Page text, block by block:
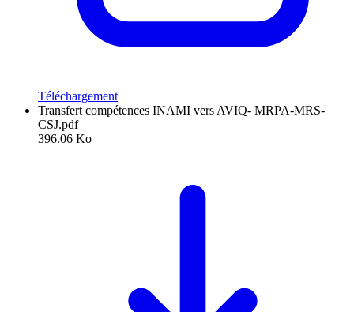
Téléchargement
Transfert compétences INAMI vers AVIQ- MRPA-MRS-
CSJ.pdf
396.06 Ko